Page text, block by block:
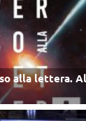
alla lettera.